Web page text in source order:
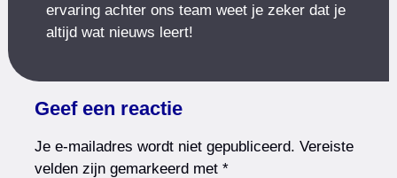
ervaring achter ons team weet je zeker dat je
altijd wat nieuws leert!
Geef een reactie
Je e-mailadres wordt niet gepubliceerd. Vereiste
velden zijn gemarkeerd met*